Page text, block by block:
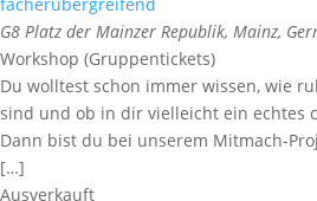
G8 Platz der Mainzer Republik, Mainz,
Workshop (Gruppentickets)
Du wolltest schon immer wissen, wie
sind und ob in dir vielleicht ein echtes
Dann bist du bei unserem Mitmach-
[…]
Ausverkauft